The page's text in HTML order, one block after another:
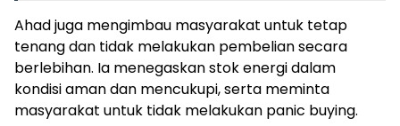
Ahad juga mengimbau masyarakat untuk tetap
tenang dan tidak melakukan pembelian secara
berlebihan. Ia menegaskan stok energi dalam
kondisi aman dan mencukupi, serta meminta
masyarakat untuk tidak melakukan panic buying.